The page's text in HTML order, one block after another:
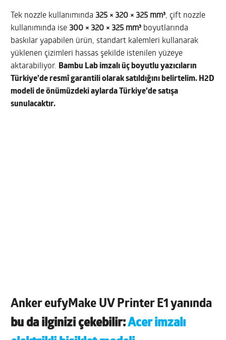
Tek nozzle kullanımında 325 × 320 × 325 mm³, çift nozzle
kullanımında ise 300 × 320 × 325 mm³ boyutlarında
baskılar yapabilen ürün, standart kalemleri kullanarak
yüklenen çizimleri hassas şekilde istenilen yüzeye
aktarabiliyor. Bambu Lab imzalı üç boyutlu yazıcıların
Türkiye’de resmî garantili olarak satıldığını belirtelim. H2D
modeli de önümüzdeki aylarda Türkiye’de satışa
sunulacaktır.
Anker eufyMake UV Printer E1 yanında
bu da ilginizi çekebilir:Acer imzalı